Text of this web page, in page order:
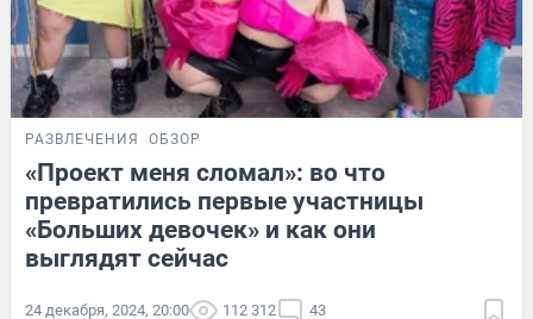
РАЗВЛЕЧЕНИЯ ОБЗОР
«Проект меня сломал»: во что
превратились первые участницы
«Больших девочек» и как они
выглядят сейчас
24 декабря, 2024, 20:00 112 312 43